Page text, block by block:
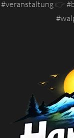
#veranstaltung👉